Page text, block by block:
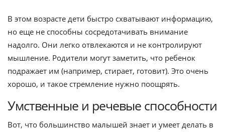
В этом возрасте дети быстро схватывают информацию,
но еще не способны сосредотачивать внимание
надолго. Они легко отвлекаются и не контролируют
мышление. Родители могут заметить, что ребенок
подражает им (например, стирает, готовит). Это очень
хорошо, и такое стремление нужно поощрять.
Умственные и речевые способности
Вот, что большинство малышей знает и умеет делать в